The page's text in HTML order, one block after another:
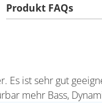
Produkt FAQs
ist sehr gut
mehr Bass,